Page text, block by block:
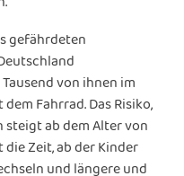
gefährdeten
von ihnen im
Fahrrad. Das Risiko,
ab dem Alter von
Zeit, ab der Kinder
und längere und